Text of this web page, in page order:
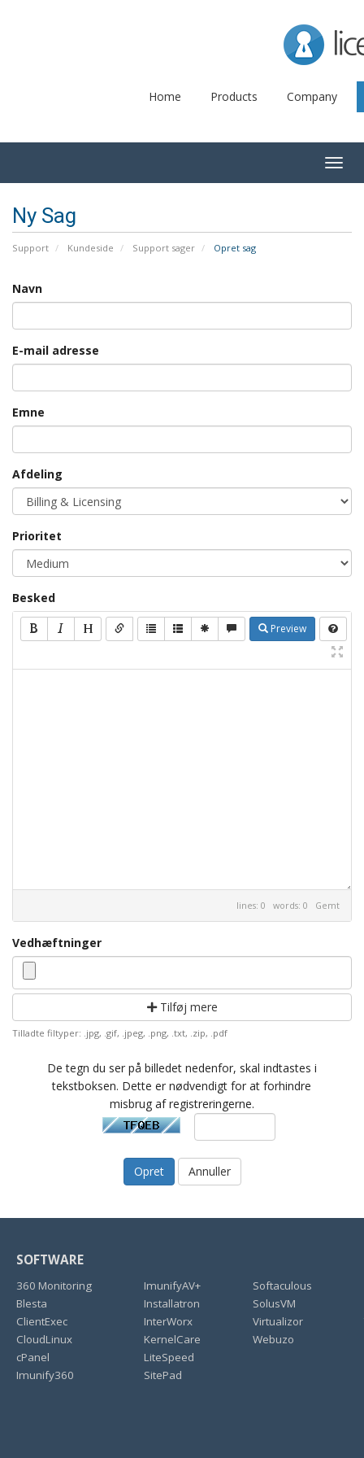
Home Products Company
Ny Sag
Support Kundeside Support sager Opret sag
Navn
E-mail adresse
Emne
Afdeling
Prioritet
Besked
Preview
lines: 0 words: 0 Gemt
Vedhæftninger
Tilføj mere
Tilladte filtyper: .jpg, .gif, .jpeg, .png, .txt, .zip, .pdf
De tegn du ser på billedet nedenfor, skal indtastes i
tekstboksen. Dette er nødvendigt for at forhindre
misbrug af registreringerne.
Annuller
SOFTWARE
360 Monitoring
Blesta
ClientExec
CloudLinux
cPanel
Imunify360
ImunifyAV+
Installatron
InterWorx
KernelCare
LiteSpeed
SitePad
Softaculous
SolusVM
Virtualizor
Webuzo